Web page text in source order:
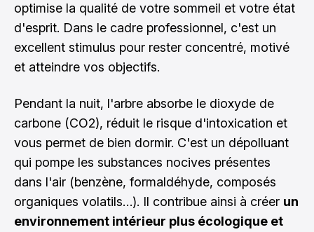
optimise la qualité de votre sommeil et votre état
d'esprit. Dans le cadre professionnel, c'est un
excellent stimulus pour rester concentré, motivé
et atteindre vos objectifs.
Pendant la nuit, l'arbre absorbe le dioxyde de
carbone (CO2), réduit le risque d'intoxication et
vous permet de bien dormir. C'est un dépolluant
qui pompe les substances nocives présentes
dans l'air (benzène, formaldéhyde, composés
organiques volatils…). Il contribue ainsi à créer un
environnement intérieur plus écologique et